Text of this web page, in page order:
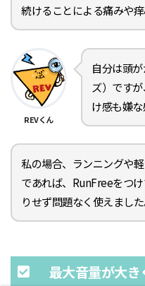
続けることによる痛みや痒
REVくん
自分は頭
ズ）です
け感も嫌な
私の場合、ランニングや
であれば、RunFreeをつ
りせず問題なく使えました
最大音量が大